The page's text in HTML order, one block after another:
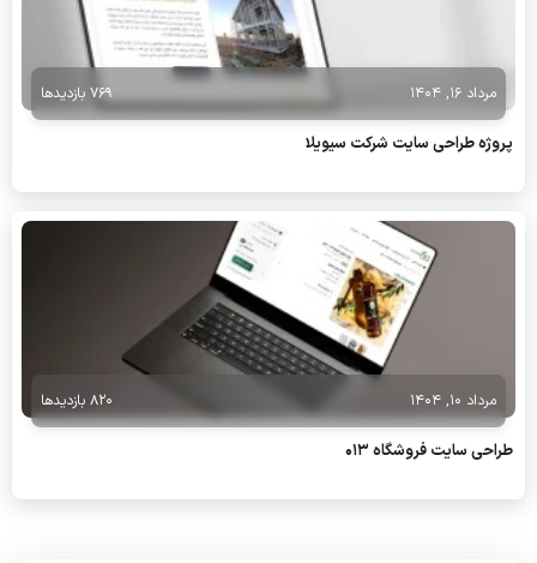
مرداد 16, 1404 769 بازدیدها
پروژه طراحی سایت شرکت سیویلا
مرداد 10, 1404 820 بازدیدها
طراحی سایت فروشگاه 013